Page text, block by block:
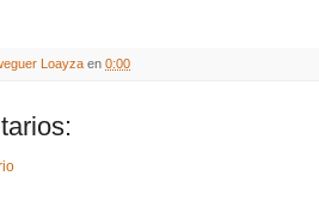
Loayza en 0:00